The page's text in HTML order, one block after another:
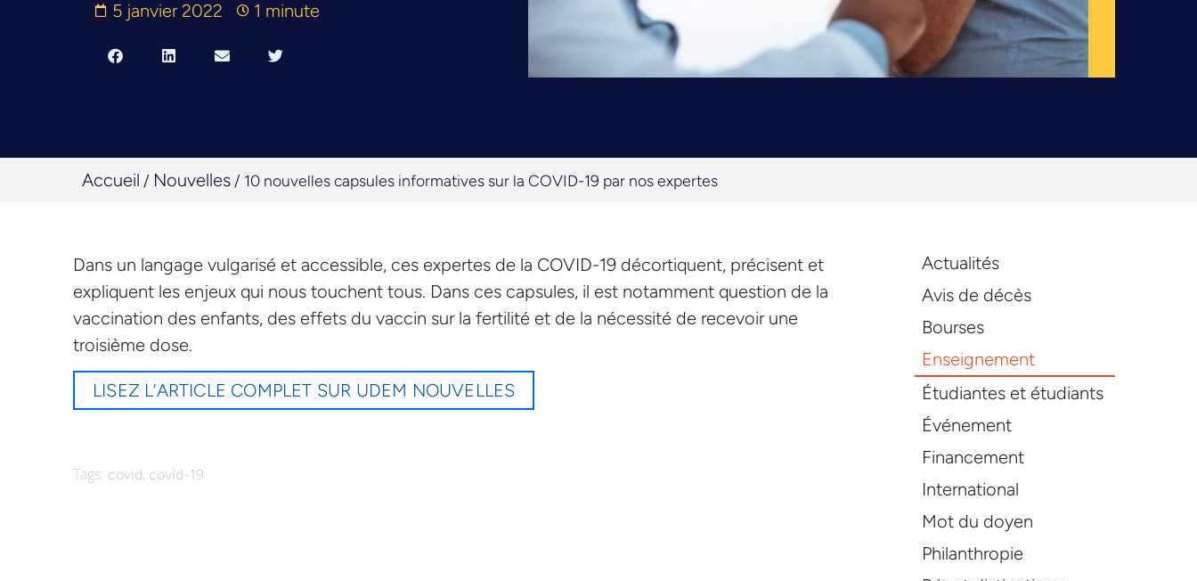
5 janvier 2022 1 minute
Accueil / Nouvelles / 10 nouvelles capsules informatives sur la COVID-19 par nos expertes
Dans un langage vulgarisé et accessible, ces expertes de la COVID-19 décortiquent, précisent et
expliquent les enjeux qui nous touchent tous. Dans ces capsules, il est notamment question de la
vaccination des enfants, des effets du vaccin sur la fertilité et de la nécessité de recevoir une
troisième dose.
LISEZ L’ARTICLE COMPLET SUR UDEM NOUVELLES
Tags: covid, covid-19
Actualités
Avis de décès
Bourses
Enseignement
Étudiantes et étudiants
Événement
Financement
International
Mot du doyen
Philanthropie